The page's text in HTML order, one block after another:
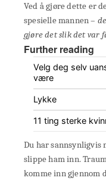
Ved å gjøre dette er
spesielle mannen –
gjøre det slik det var
Further reading
Velg deg selv
være
Lykke
11 ting sterke
Du har sannsynligvis
slippe ham inn.
komme inn gjennom